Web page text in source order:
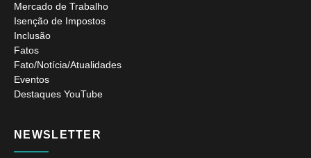
Mercado de Trabalho
Isenção de Impostos
Inclusão
Fatos
Fato/Notícia/Atualidades
Eventos
Destaques YouTube
NEWSLETTER